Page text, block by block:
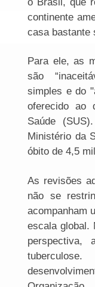
continente
casa bastante
Para ele, as
são
simples e do
oferecido ao
Saúde
Ministério da
óbito de 4,5
As revisões
não se
acompanham
escala global.